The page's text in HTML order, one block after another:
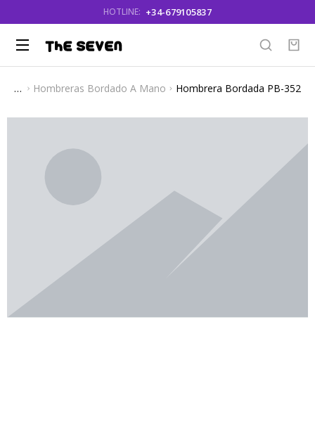
HOTLINE: +34-679105837
You are here:
Hombreras Bordado A Mano Hombrera Bordada PB-352